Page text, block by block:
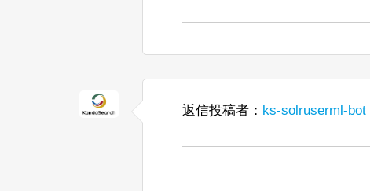
返信投稿者： ks-solruserml-bot